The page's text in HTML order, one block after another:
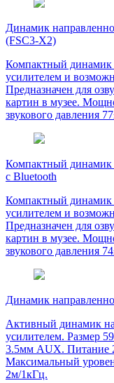
Динамик
(FSC3-X2)
Компактный динамик
усилителем и
Предназначен для
картин в музее.
звукового давления
Компактный динамик
с Bluetooth
Компактный динамик
усилителем и
Предназначен для
картин в музее.
звукового давления
Динамик
Активный динамик
усилителем. Размер
3.5мм AUX. Питание
Максимальный
2м/1кГц.